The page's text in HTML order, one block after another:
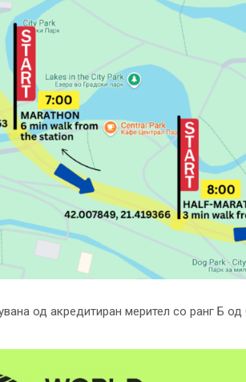
од акредитиран мерител со ранг Б од